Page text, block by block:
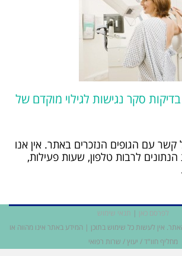
סקר נגישות לגילוי מוקדם של
עם הגופים הנזכרים באתר. אין אנו
לרבות טלפון, שעות פעילות,
לפרסם כאן | תנאי שימוש
אין לעשות כל שימוש בתוכן | המידע באתר אינו מהווה או
מחליף חוו"ד / יעוץ / שרות רפואי